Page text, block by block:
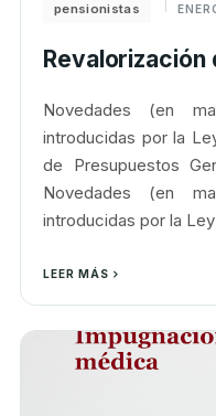
pensionistas
Revalorización
Novedades (en
introducidas por la
de Presupuestos
Novedades (en
introducidas por la Ley
LEER MÁS